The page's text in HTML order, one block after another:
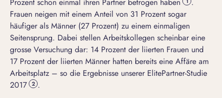
Prozent schon einmal ihren Partner betrogen haben
.
Frauen neigen mit einem Anteil von 31 Prozent sogar
häufiger als Männer (27 Prozent) zu einem einmaligen
Seitensprung. Dabei stellen Arbeitskollegen scheinbar eine
grosse Versuchung dar: 14 Prozent der liierten Frauen und
17 Prozent der liierten Männer hatten bereits eine Affäre am
Arbeitsplatz – so die Ergebnisse unserer ElitePartner-Studie
2017
2 .